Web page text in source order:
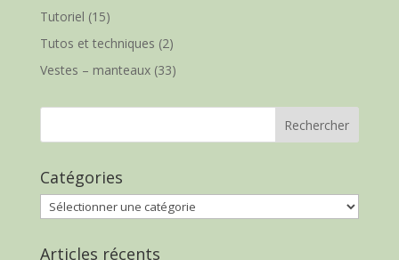
Tutoriel (15)
Tutos et techniques (2)
Vestes – manteaux(33)
Catégories
Catégories
Articles récents